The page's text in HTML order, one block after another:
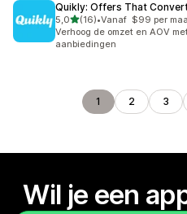
Quikly: Offers That
5,0van 5 sterren
(16)
16 recensies in totaal
•Vanaf $99 per
Verhoog de omzet en AOV
aanbiedingen
1 2 3
Wil je een